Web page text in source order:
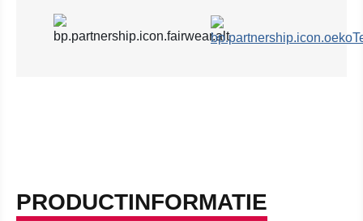
PRODUCTINFORMATIE